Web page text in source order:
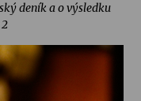
deník a o výsledku